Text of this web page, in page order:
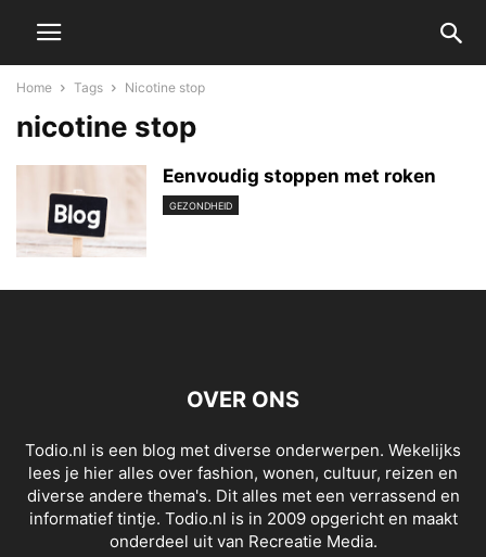
Home Tags Nicotine stop
nicotine stop
Eenvoudig stoppen met roken
GEZONDHEID
OVER ONS
Todio.nl is een blog met diverse onderwerpen. Wekelijks
lees je hier alles over fashion, wonen, cultuur, reizen en
diverse andere thema's. Dit alles met een verrassend en
informatief tintje. Todio.nl is in 2009 opgericht en maakt
onderdeel uit van Recreatie Media.